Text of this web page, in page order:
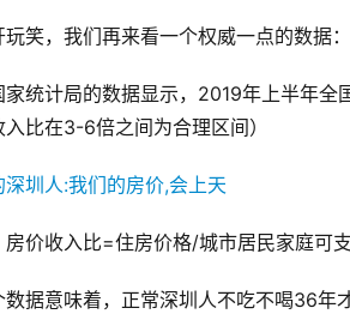
玩笑，我们再来看一个权威一点的数据：
家统计局的数据显示，2019年上半年全
入比在3-6倍之间为合理区间）
房价收入比=住房价格/城市居民家庭可
数据意味着，正常深圳人不吃不喝36年